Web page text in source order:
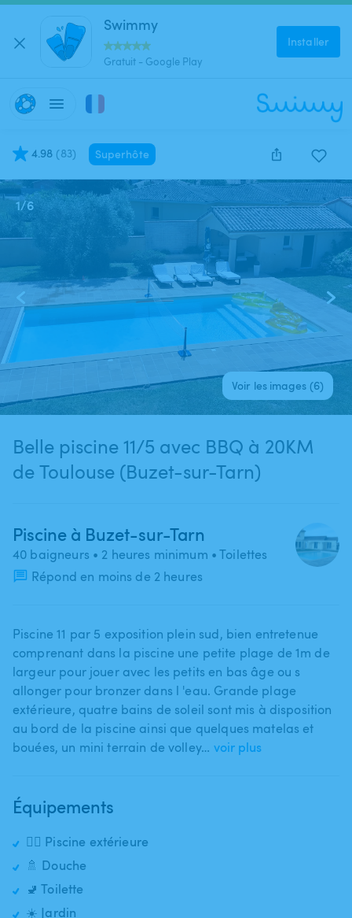
Swimmy
Gratuit - Google Play
Installer
4.98 (83) Superhôte
1/6
Voir les images (6)
Belle piscine 11/5 avec BBQ à 20KM
de Toulouse (Buzet-sur-Tarn)
Piscine à Buzet-sur-Tarn
40 baigneurs • 2 heures minimum • Toilettes
Répond en moins de 2 heures
Piscine 11 par 5 exposition plein sud​,​ bien entretenue
comprenant dans la piscine une petite plage de 1m de
largeur pour jouer avec les petits en bas âge ou s
allonger pour bronzer dans l 'eau. Grande plage
extérieure​,​ quatre bains de soleil sont mis à disposition
au bord de la piscine ainsi que quelques matelas et
bouées​,​ un mini terrain de volley… voir plus
Équipements
🏊‍♂️ Piscine extérieure
🚿 Douche
🚽 Toilette
☀️ Jardin